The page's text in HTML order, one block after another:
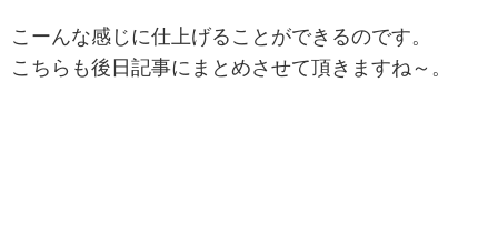
こーんな感じに仕上げることができるのです。
こちらも後日記事にまとめさせて頂きますね～。